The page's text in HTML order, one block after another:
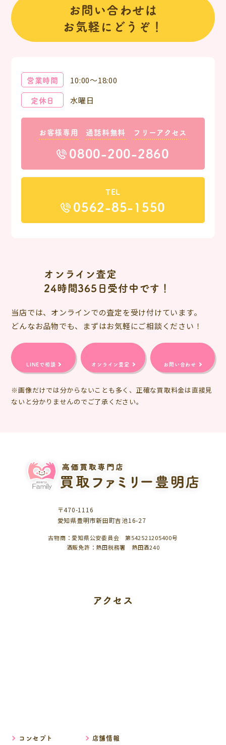
お問い合わせは
お気軽にどうぞ！
営業時間
10:00～18:00
定休日
水曜日
お客様専用 通話料無料 フリーアクセス
0800-200-2860
TEL
0562-85-1550
オンライン査定
24時間365日受付中です！
当店では、オンラインでの査定を受け付けています。
どんなお品物でも、まずはお気軽にご相談ください！
LINEで相談 オンライン査定 お問い合わせ
※画像だけでは分からないことも多く、正確な買取料金は直接見
ないと分かりませんのでご了承ください。
〒470-1116
愛知県豊明市新田町吉池16-27
古物商：愛知県公安委員会 第542521205400号
酒販免許：熱田税務署 熱田酒240
アクセス
コンセプト 店舗情報